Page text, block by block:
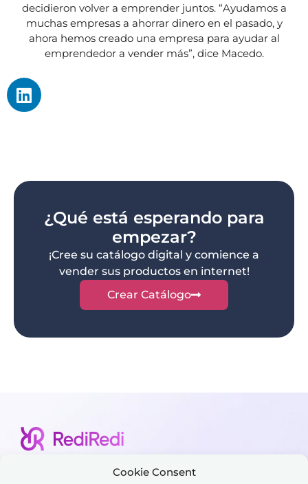
Cookie Consent
decidieron volver a emprender juntos. “Ayudamos a
muchas empresas a ahorrar dinero en el pasado, y
ahora hemos creado una empresa para ayudar al
emprendedor a vender más”, dice Macedo.
¿Qué está esperando para
empezar?
¡Cree su catálogo digital y comience a
vender sus productos en internet!
Crear Catálogo